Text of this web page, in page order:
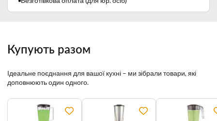
Купують разом
Ідеальне поєднання для вашої кухні – ми зібрали товари, які
доповнюють один одного.